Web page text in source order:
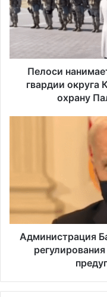
с
и
н
ь
н
ц
Пелоси
гвардии округа
охрану
и
т
р
Администрация